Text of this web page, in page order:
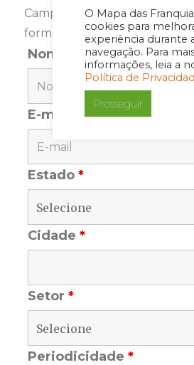
O Mapa das
cookies para
experiência durante
navegação. Para
informações, leia a
Política de
Prosseguir
Campos marcados com <span
forms-req-symbol">*</span>
Nome
E-mail
Estado*
Cidade*
Setor*
Periodicidade*